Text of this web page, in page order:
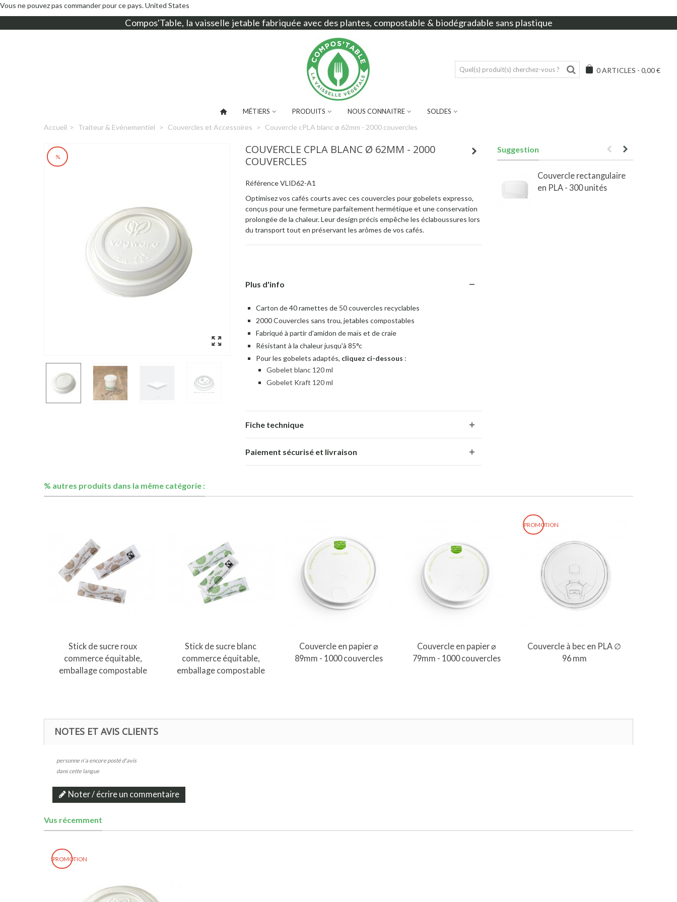
Vous ne pouvez pas commander pour ce pays.United States
Compos'Table, la vaisselle jetable fabriquée avec des plantes, compostable & biodégradable sans plastique
0ARTICLES - 0,00 €
MÉTIERS PRODUITS NOUS CONNAITRE SOLDES
Accueil > Traiteur & Evénementiel > Couvercles et Accessoires > Couvercle cPLA blanc ø 62mm - 2000 couvercles
%
COUVERCLE CPLA BLANC Ø 62MM - 2000
COUVERCLES
RéférenceVLID62-A1
Optimisez vos cafés courts avec ces couvercles pour gobelets expresso,
conçus pour une fermeture parfaitement hermétique et une conservation
prolongée de la chaleur. Leur design précis empêche les éclaboussures lors
du transport tout en préservant les arômes de vos cafés.
Plus d'info
Carton de 40 ramettes de 50 couvercles recyclables
2000 Couvercles sans trou, jetables compostables
Fabriqué à partir d'amidon de maïs et de craie
Résistant à la chaleur jusqu'à 85°c
Pour les gobelets adaptés, cliquez ci-dessous :
Gobelet blanc 120 ml
Gobelet Kraft 120 ml
Fiche technique
Paiement sécurisé et livraison
Suggestion
Couvercle rectangulaire
en PLA - 300 unités
% autres produits dans la même catégorie :
Stick de sucre roux
commerce équitable,
emballage compostable
Stick de sucre blanc
commerce équitable,
emballage compostable
Ajouter au panier
Couvercle en papier ⌀
89mm - 1000 couvercles
Ajouter au panier
Couvercle en papier ⌀
79mm - 1000 couvercles
PROMOTION
Ajouter au panier
Couvercle à bec en PLA ∅
96 mm
NOTES ET AVIS CLIENTS
personne n'a encore posté d'avis
dans cette langue
Noter / écrire un commentaire
Vus récemment
PROMOTION